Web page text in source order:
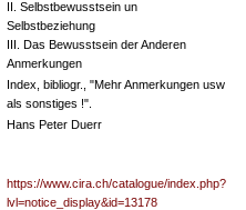
II. Selbstbewusstsein un
Selbstbeziehung
III. Das Bewusstsein der Anderen
Anmerkungen
Index, bibliogr., "Mehr Anmerkungen usw
als sonstiges !".
Hans Peter Duerr
https://www.cira.ch/catalogue/index.php?
lvl=notice_display&id=13178